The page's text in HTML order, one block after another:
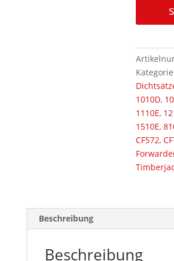
1010D,
1110E,
1510E,
CF572,
Beschreibung
Beschreibung